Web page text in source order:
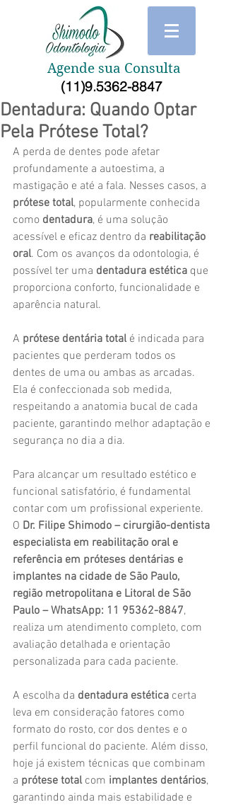
Agende sua Consulta
(11)9.5362-8847
Dentadura: Quando Optar
Pela Prótese Total?
A perda de dentes pode afetar
profundamente a autoestima, a
mastigação e até a fala. Nesses casos, a
prótese total, popularmente conhecida
como dentadura, é uma solução
acessível e eficaz dentro da reabilitação
oral. Com os avanços da odontologia, é
possível ter uma dentadura estética que
proporciona conforto, funcionalidade e
aparência natural.
A prótese dentária total é indicada para
pacientes que perderam todos os
dentes de uma ou ambas as arcadas.
Ela é confeccionada sob medida,
respeitando a anatomia bucal de cada
paciente, garantindo melhor adaptação e
segurança no dia a dia.
Para alcançar um resultado estético e
funcional satisfatório, é fundamental
contar com um profissional experiente.
O Dr. Filipe Shimodo – cirurgião-dentista
especialista em reabilitação oral e
referência em próteses dentárias e
implantes na cidade de São Paulo,
região metropolitana e Litoral de São
Paulo – WhatsApp: 11 95362-8847,
realiza um atendimento completo, com
avaliação detalhada e orientação
personalizada para cada paciente.
A escolha da dentadura estética certa
leva em consideração fatores como
formato do rosto, cor dos dentes e o
perfil funcional do paciente. Além disso,
hoje já existem técnicas que combinam
a prótese total com implantes dentários,
garantindo ainda mais estabilidade e